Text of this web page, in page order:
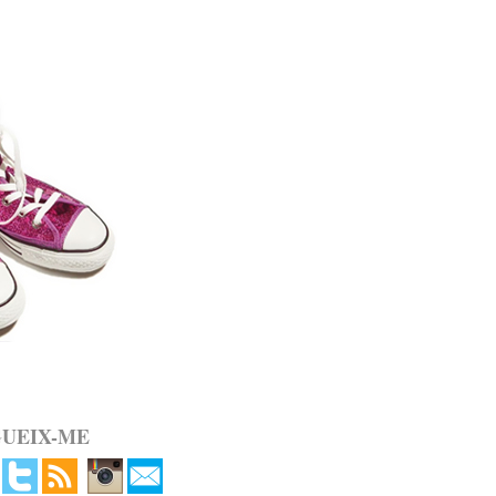
ME